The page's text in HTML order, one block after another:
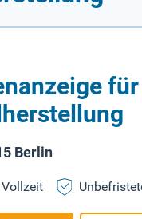
Berlin
Vollzeit